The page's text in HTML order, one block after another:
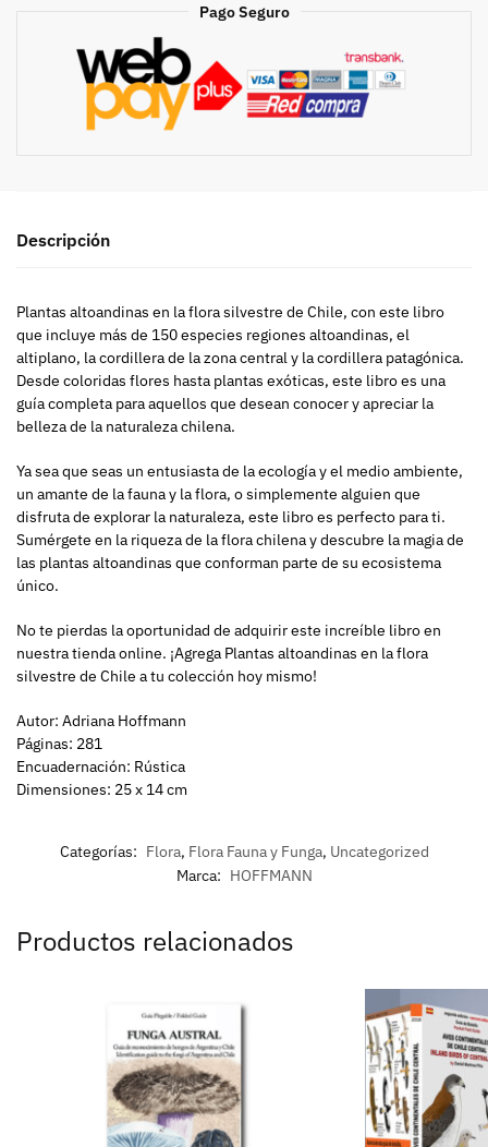
Pago Seguro
Descripción
Plantas altoandinas en la flora silvestre de Chile, con este libro
que incluye más de 150 especies regiones altoandinas, el
altiplano, la cordillera de la zona central y la cordillera patagónica.
Desde coloridas flores hasta plantas exóticas, este libro es una
guía completa para aquellos que desean conocer y apreciar la
belleza de la naturaleza chilena.
Ya sea que seas un entusiasta de la ecología y el medio ambiente,
un amante de la fauna y la flora, o simplemente alguien que
disfruta de explorar la naturaleza, este libro es perfecto para ti.
Sumérgete en la riqueza de la flora chilena y descubre la magia de
las plantas altoandinas que conforman parte de su ecosistema
único.
No te pierdas la oportunidad de adquirir este increíble libro en
nuestra tienda online. ¡Agrega Plantas altoandinas en la flora
silvestre de Chile a tu colección hoy mismo!
Autor: Adriana Hoffmann
Páginas: 281
Encuadernación: Rústica
Dimensiones: 25 x 14 cm
Categorías: Flora, Flora Fauna y Funga, Uncategorized
Marca: HOFFMANN
Productos relacionados